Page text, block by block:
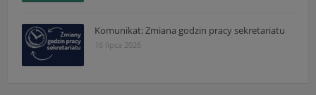
Komunikat: Zmiana godzin pracy sekretariatu
16 lipca 2026